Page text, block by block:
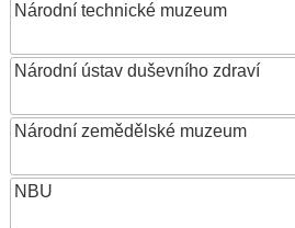
Národní technické muzeum
Národní ústav duševního zdraví
Národní zemědělské muzeum
NBU